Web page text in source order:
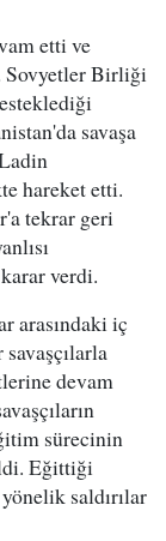
etti ve
Sovyetler Birliği
savaşa
hareket etti.
tekrar geri
verdi.
arasındaki iç
devam
sürecinin
Eğittiği
saldırılar